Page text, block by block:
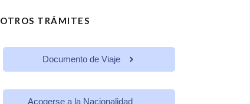
OTROS TRÁMITES
Documento de Viaje
Acogerse a la Nacionalidad